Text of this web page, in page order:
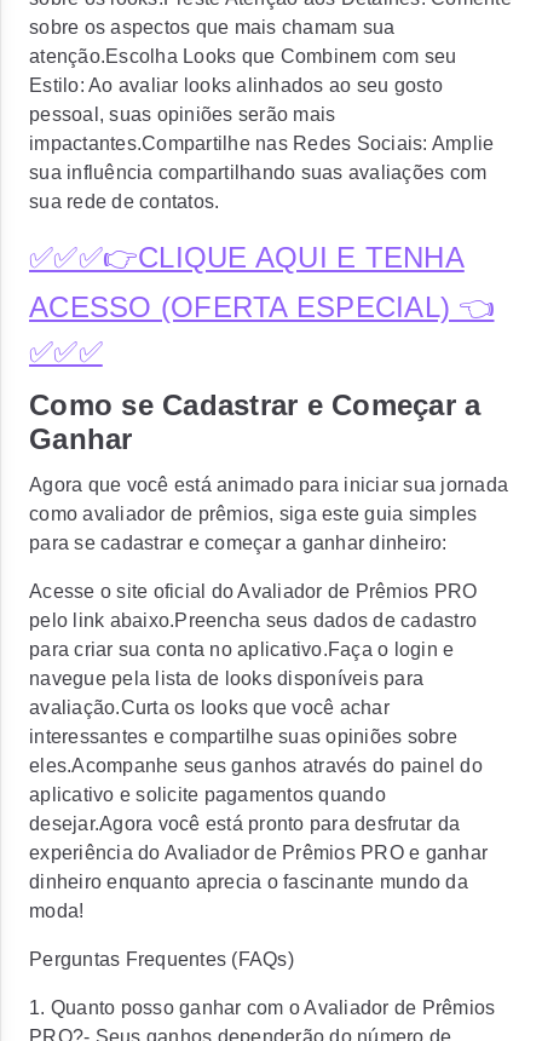
sobre os aspectos que mais chamam sua
atenção.Escolha Looks que Combinem com seu
Estilo: Ao avaliar looks alinhados ao seu gosto
pessoal, suas opiniões serão mais
impactantes.Compartilhe nas Redes Sociais: Amplie
sua influência compartilhando suas avaliações com
sua rede de contatos.
✅✅✅👉CLIQUE AQUI E TENHA
ACESSO (OFERTA ESPECIAL) 👈
✅✅✅
Como se Cadastrar e Começar a
Ganhar
Agora que você está animado para iniciar sua jornada
como avaliador de prêmios, siga este guia simples
para se cadastrar e começar a ganhar dinheiro:
Acesse o site oficial do Avaliador de Prêmios PRO
pelo link abaixo.Preencha seus dados de cadastro
para criar sua conta no aplicativo.Faça o login e
navegue pela lista de looks disponíveis para
avaliação.Curta os looks que você achar
interessantes e compartilhe suas opiniões sobre
eles.Acompanhe seus ganhos através do painel do
aplicativo e solicite pagamentos quando
desejar.Agora você está pronto para desfrutar da
experiência do Avaliador de Prêmios PRO e ganhar
dinheiro enquanto aprecia o fascinante mundo da
moda!
Perguntas Frequentes (FAQs)
1. Quanto posso ganhar com o Avaliador de Prêmios
PRO?- Seus ganhos dependerão do número de